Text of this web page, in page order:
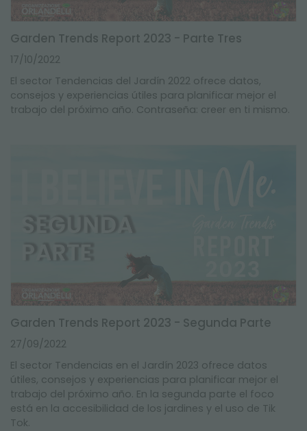
Garden Trends Report 2023 - Parte Tres
17/10/2022
El sector Tendencias del Jardín 2022 ofrece datos,
consejos y experiencias útiles para planificar mejor el
trabajo del próximo año. Contraseña: creer en ti mismo.
Garden Trends Report 2023 - Segunda Parte
27/09/2022
El sector Tendencias en el Jardín 2023 ofrece datos
útiles, consejos y experiencias para planificar mejor el
trabajo del próximo año. En la segunda parte el foco
está en la accesibilidad de los jardines y el uso de Tik
Tok.